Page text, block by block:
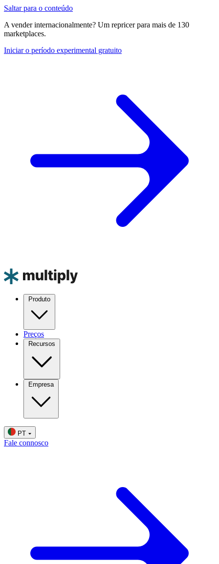
Saltar para o conteúdo
A vender internacionalmente? Um repricer para mais de 130
marketplaces.
Iniciar o período experimental gratuito
Produto
Preços
Recursos
Empresa
PT
Fale connosco